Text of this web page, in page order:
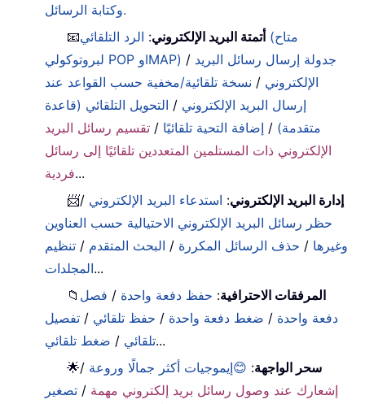
وكتابة الرسائل.
📧
أتمتة البريد الإلكتروني: الرد التلقائي (متاح
لبروتوكولي POP وIMAP) / جدولة إرسال رسائل البريد
الإلكتروني / نسخة تلقائية/مخفية حسب القواعد عند
إرسال البريد الإلكتروني / التحويل التلقائي (قاعدة
متقدمة) / إضافة التحية تلقائيًا / تقسيم رسائل البريد
الإلكتروني ذات المستلمين المتعددين تلقائيًا إلى رسائل
فردية...
📨
إدارة البريد الإلكتروني: استدعاء البريد الإلكتروني /
حظر رسائل البريد الإلكتروني الاحتيالية حسب العناوين
وغيرها / حذف الرسائل المكررة / البحث المتقدم / تنظيم
المجلدات...
📁
المرفقات الاحترافية: حفظ دفعة واحدة / فصل
دفعة واحدة / ضغط دفعة واحدة / حفظ تلقائي / تفصيل
تلقائي / ضغط تلقائي
...
🌟
سحر الواجهة: 😊إيموجيات أكثر جمالًا وروعة /
إشعارك عند وصول رسائل بريد إلكتروني مهمة / تصغير